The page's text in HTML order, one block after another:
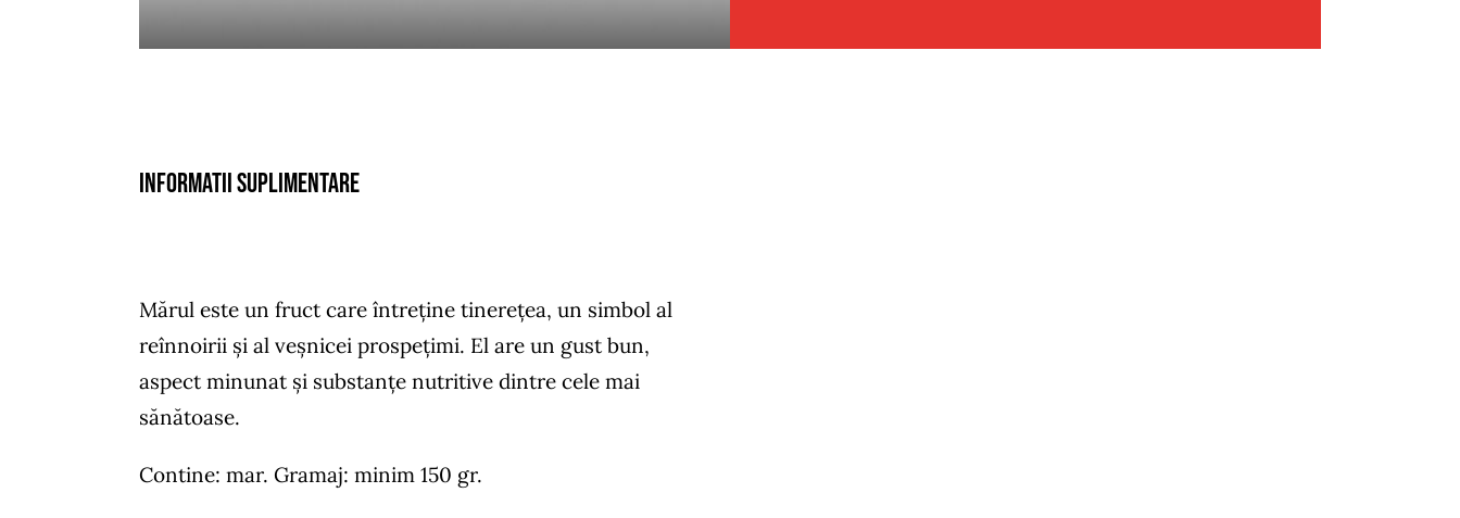
Informatii suplimentare
Mărul este un fruct care întreţine tinereţea, un simbol al
reînnoirii şi al veşnicei prospeţimi. El are un gust bun,
aspect minunat şi substanţe nutritive dintre cele mai
sănătoase.
Contine: mar. Gramaj: minim 150 gr.